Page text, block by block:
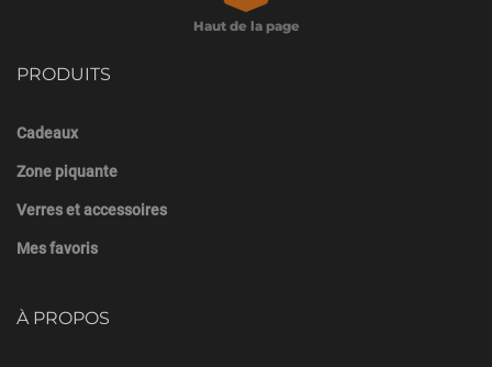
PRODUITS
Cadeaux
Zone piquante
Verres et accessoires
Mes favoris
À PROPOS
Haut de la page